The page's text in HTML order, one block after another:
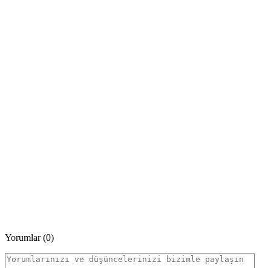
Yorumlar (0)